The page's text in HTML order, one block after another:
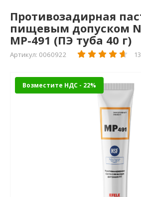
Противозадирная
пищевым допуском
МР-491 (ПЭ туба 40 г)
Артикул: 0060922
Возместите НДС - 22%